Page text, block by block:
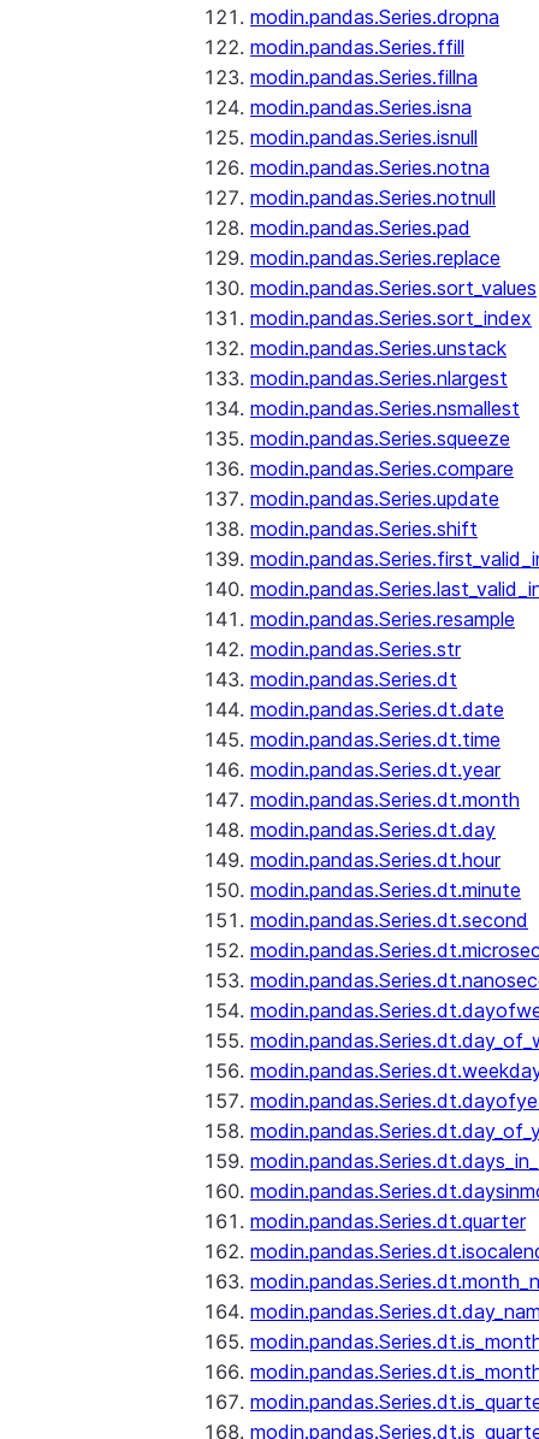
modin.pandas.Series.dropna
modin.pandas.Series.ffill
modin.pandas.Series.fillna
modin.pandas.Series.isna
modin.pandas.Series.isnull
modin.pandas.Series.notna
modin.pandas.Series.notnull
modin.pandas.Series.pad
modin.pandas.Series.replace
modin.pandas.Series.sort_values
modin.pandas.Series.sort_index
modin.pandas.Series.unstack
modin.pandas.Series.nlargest
modin.pandas.Series.nsmallest
modin.pandas.Series.squeeze
modin.pandas.Series.compare
modin.pandas.Series.update
modin.pandas.Series.shift
modin.pandas.Series.resample
modin.pandas.Series.str
modin.pandas.Series.dt
modin.pandas.Series.dt.date
modin.pandas.Series.dt.time
modin.pandas.Series.dt.year
modin.pandas.Series.dt.month
modin.pandas.Series.dt.day
modin.pandas.Series.dt.hour
modin.pandas.Series.dt.minute
modin.pandas.Series.dt.second
modin.pandas.Series.dt.quarter